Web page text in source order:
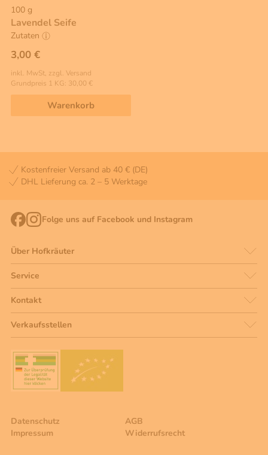
100 g
Lavendel Seife
Zutaten
3,00 €
inkl. MwSt, zzgl. Versand
Grundpreis 1 KG: 30,00 €
Warenkorb
Kostenfreier Versand ab 40 € (DE)
DHL Lieferung ca. 2 – 5 Werktage
Folge uns auf Facebook und Instagram
Über Hofkräuter
Service
Kontakt
Verkaufsstellen
Datenschutz
AGB
Impressum
Widerrufsrecht